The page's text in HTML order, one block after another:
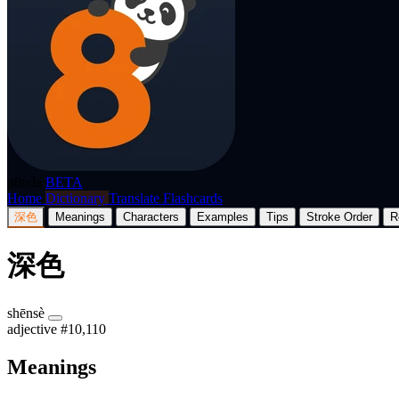
BETA
Home Dictionary Translate Flashcards
深色 Meanings Characters Examples Tips Stroke Order
深色
shēnsè
adjective #10,110
Meanings